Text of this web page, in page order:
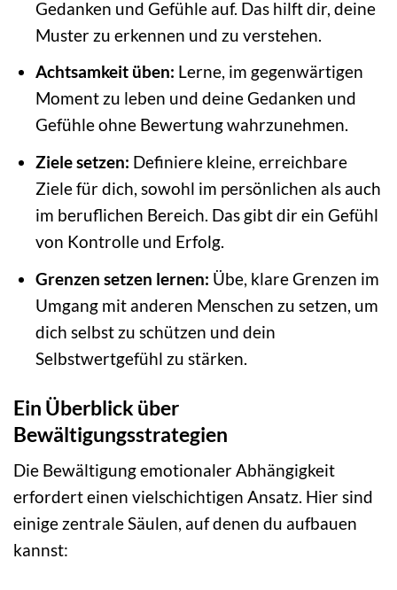
Gedanken und Gefühle auf. Das hilft dir, deine
Muster zu erkennen und zu verstehen.
Achtsamkeit üben: Lerne, im gegenwärtigen
Moment zu leben und deine Gedanken und
Gefühle ohne Bewertung wahrzunehmen.
Ziele setzen: Definiere kleine, erreichbare
Ziele für dich, sowohl im persönlichen als auch
im beruflichen Bereich. Das gibt dir ein Gefühl
von Kontrolle und Erfolg.
Grenzen setzen lernen: Übe, klare Grenzen im
Umgang mit anderen Menschen zu setzen, um
dich selbst zu schützen und dein
Selbstwertgefühl zu stärken.
Ein Überblick über
Bewältigungsstrategien
Die Bewältigung emotionaler Abhängigkeit
erfordert einen vielschichtigen Ansatz. Hier sind
einige zentrale Säulen, auf denen du aufbauen
kannst: